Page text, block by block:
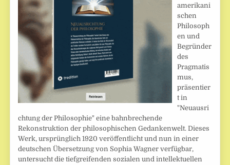
amerikani
schen
Philosoph
en und
Begründer
des
Pragmatis
mus,
präsentier
t in
"Neuausri
chtung der Philosophie" eine bahnbrechende
Rekonstruktion der philosophischen Gedankenwelt. Dieses
Werk, ursprünglich 1920 veröffentlicht und nun in einer
deutschen Übersetzung von Sophia Wagner verfügbar,
untersucht die tiefgreifenden sozialen und intellektuellen